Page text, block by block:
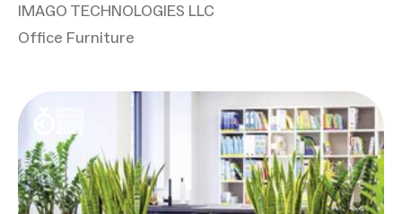
IMAGO TECHNOLOGIES LLC
Office Furniture